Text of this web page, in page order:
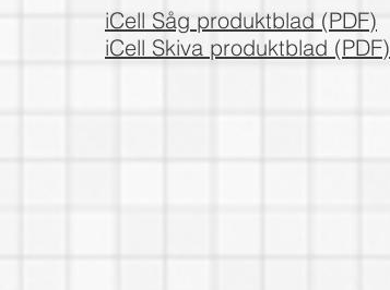
iCell Såg produktblad (PDF)
iCell Skiva produktblad (PDF)